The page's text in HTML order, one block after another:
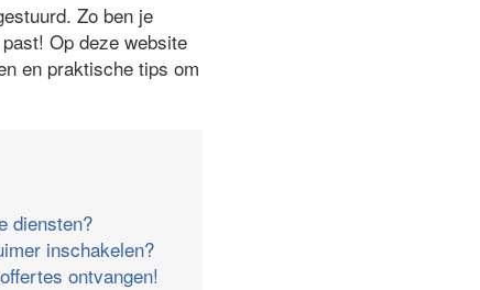
Zo ben je
Op deze website
en praktische tips om
diensten?
inschakelen?
ontvangen!